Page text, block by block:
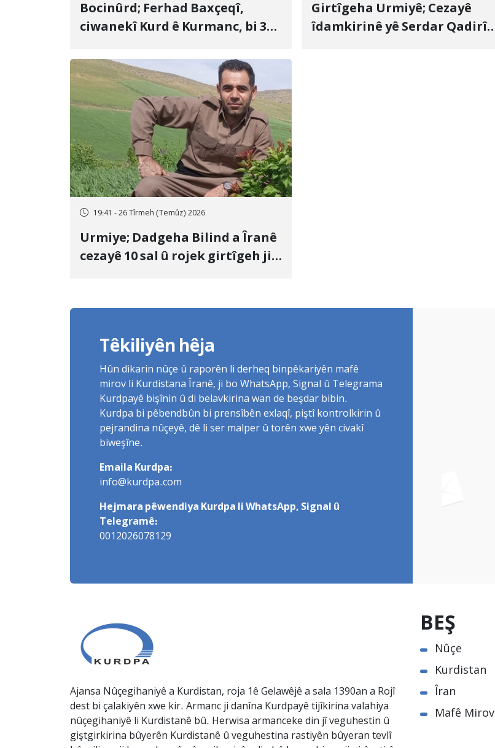
Bocinûrd; Ferhad Baxçeqî,
ciwanekî Kurd ê Kurmanc, bi 3
cezakirin
Girtîgeha Urmiyê; Cezayê
îdamkirinê yê Serdar Qadirî
19:41 - 26 Tîrmeh (Temûz) 2026
Urmiye; Dadgeha Bilind a Îranê
cezayê 10 sal û rojek girtîgeh ji
Têkiliyên hêja
Hûn dikarin nûçe û raporên li derheq binpêkariyên mafê
mirov li Kurdistana Îranê, ji bo WhatsApp, Signal û Telegrama
Kurdpayê bişînin û di belavkirina wan de beşdar bibin.
Kurdpa bi pêbendbûn bi prensîbên exlaqî, piştî kontrolkirin û
pejrandina nûçeyê, dê li ser malper û torên xwe yên civakî
biweşîne.
Emaila Kurdpa:
info@kurdpa.com
Hejmara pêwendiya Kurdpa li WhatsApp, Signal û
Telegramê:
0012026078129
Ajansa Nûçegihaniyê a Kurdistan, roja 1ê Gelawêjê a sala 1390an a Rojî
dest bi çalakiyên xwe kir. Armanc ji danîna Kurdpayê tijîkirina valahiya
nûçegihaniyê li Kurdistanê bû. Herwisa armanceke din jî veguhestin û
giştgirkirina bûyerên Kurdistanê û veguhestina rastiyên bûyeran tevlî
BEŞ
Nûçe
Kurdistan
Îran
Mafê Mirov